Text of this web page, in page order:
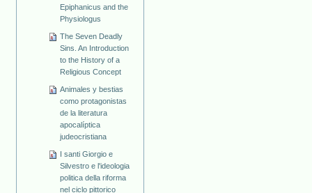
Epiphanicus and the
Physiologus
The Seven Deadly
Sins. An Introduction
to the History of a
Religious Concept
Animales y bestias
como protagonistas
de la literatura
apocalíptica
judeocristiana
I santi Giorgio e
Silvestro e l'ideologia
politica della riforma
nel ciclo pittorico